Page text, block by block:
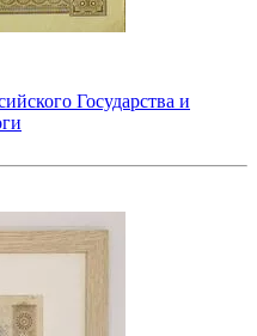
Государства и